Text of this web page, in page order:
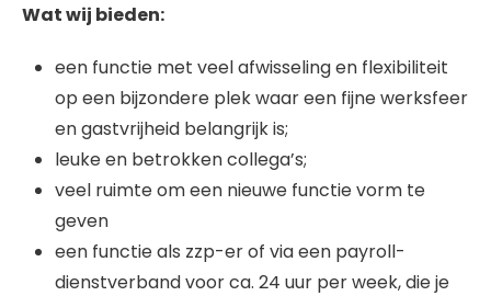
Wat wij bieden:
een functie met veel afwisseling en flexibiliteit
op een bijzondere plek waar een fijne werksfeer
en gastvrijheid belangrijk is;
leuke en betrokken collega’s;
veel ruimte om een nieuwe functie vorm te
geven
een functie als zzp-er of via een payroll-
dienstverband voor ca. 24 uur per week, die je